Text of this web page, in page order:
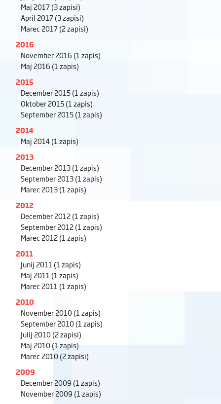
Maj 2017(3 zapisi)
April 2017(3 zapisi)
Marec 2017(2 zapisi)
2016
November 2016 (1 zapis)
Maj 2016 (1 zapis)
2015
December 2015(1 zapis)
Oktober 2015(1 zapis)
September 2015(1 zapis)
2014
Maj 2014(1 zapis)
2013
December 2013(1 zapis)
September 2013(1 zapis)
Marec 2013(1 zapis)
2012
December 2012(1 zapis)
September 2012(1 zapis)
Marec 2012(1 zapis)
2011
Junij 2011 (1 zapis)
Maj 2011 (1 zapis)
Marec 2011 (1 zapis)
2010
November 2010(1 zapis)
September 2010(1 zapis)
Julij 2010(2 zapisi)
Maj 2010(1 zapis)
Marec 2010(2 zapisi)
2009
December 2009 (1 zapis)
November 2009 (1 zapis)